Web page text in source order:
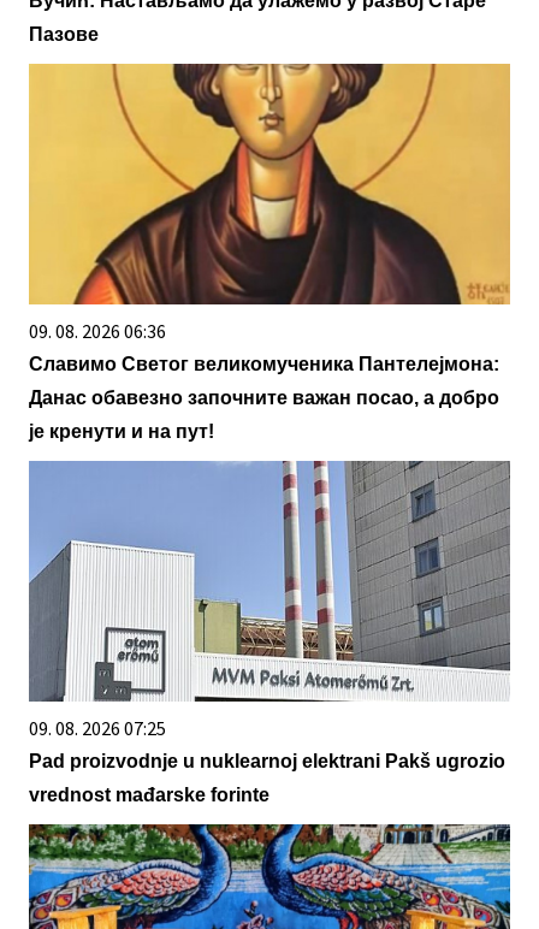
Пазове
09. 08. 2026 06:36
Славимо Светог великомученика Пантелејмона:
Данас обавезно започните важан посао, а добро
је кренути и на пут!
09. 08. 2026 07:25
Pad proizvodnje u nuklearnoj elektrani Pakš ugrozio
vrednost mađarske forinte